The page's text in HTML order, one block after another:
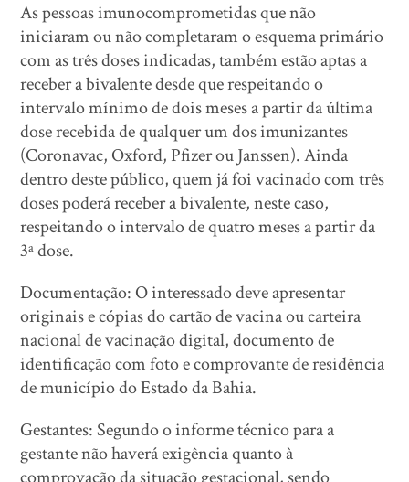
As pessoas imunocomprometidas que não
iniciaram ou não completaram o esquema primário
com as três doses indicadas, também estão aptas a
receber a bivalente desde que respeitando o
intervalo mínimo de dois meses a partir da última
dose recebida de qualquer um dos imunizantes
(Coronavac, Oxford, Pfizer ou Janssen). Ainda
dentro deste público, quem já foi vacinado com três
doses poderá receber a bivalente, neste caso,
respeitando o intervalo de quatro meses a partir da
3ª dose.
Documentação: O interessado deve apresentar
originais e cópias do cartão de vacina ou carteira
nacional de vacinação digital, documento de
identificação com foto e comprovante de residência
de município do Estado da Bahia.
Gestantes: Segundo o informe técnico para a
gestante não haverá exigência quanto à